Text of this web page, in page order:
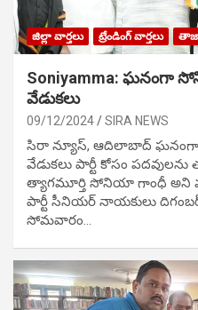
జిల్లా వార్తలు ట్రేండింగ్ వార్తలు తాజా
Soniyamma: ఘ‌నంగా
వేడుక‌లు
09/12/2024 SIRA NEWS
సిరా న్యూస్, ఆదిలాబాద్
వేడుక‌లు పార్టీ కోసం
త్యాగమూర్తి సోనియా గాంధీ అని
పార్టీ సీనియ‌ర్ నాయ‌కులు
సోమవారం…